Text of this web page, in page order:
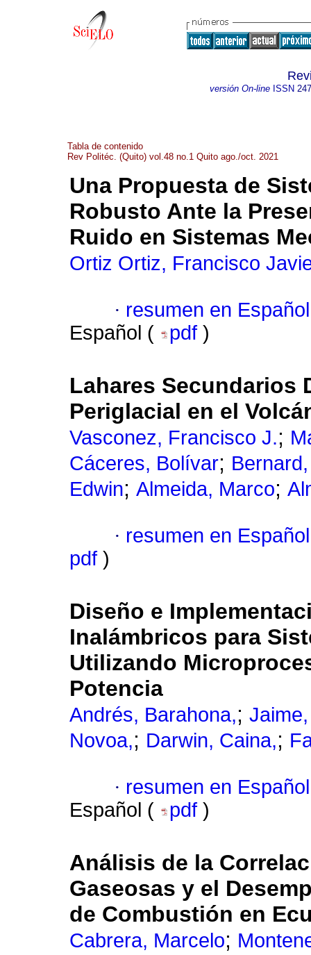
versión On-lineISSN
Tabla de contenido
Rev Politéc. (Quito) vol.48 no.1 Quito ago./oct. 2021
Una Propuesta de
Robusto Ante la
Ruido en Sistemas
Ortiz Ortiz, Francisco
· resumen en Español
Español (
pdf )
Lahares Secundarios
Periglacial en el
Vasconez, Francisco J.;
Cáceres, Bolívar;
Edwin; Almeida, Marco;
· resumen en Español
pdf )
Diseño e
Inalámbricos para
Utilizando
Potencia
Andrés, Barahona,;
Novoa,; Darwin, Caina,;
· resumen en Español
Español (
pdf )
Análisis de la
Gaseosas y el
de Combustión en
Cabrera, Marcelo;